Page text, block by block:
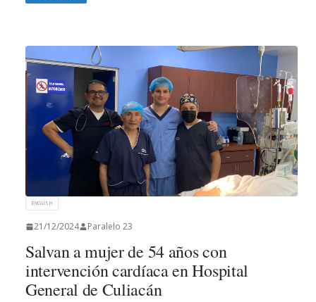
ENGLISH
21/12/2024 Paralelo 23
Salvan a mujer de 54 años con
intervención cardíaca en Hospital
General de Culiacán